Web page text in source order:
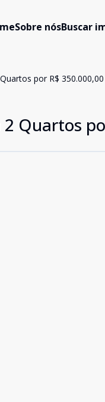
Sobre nósBuscar
por R$ 350.000,00
Quartos